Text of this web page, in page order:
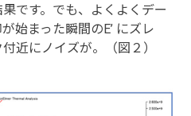
です。でも、よくよくデー
始まった瞬間のE’ にズレ
近にノイズが。（図２）